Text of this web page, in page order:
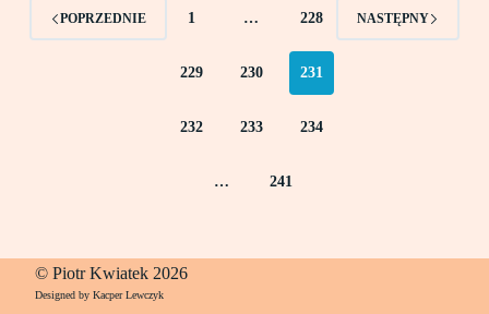
POPRZEDNIE 1 … 228
229 230 231
232 233 234
… 241
NASTĘPNY
© Piotr Kwiatek 2026
Designed by Kacper Lewczyk